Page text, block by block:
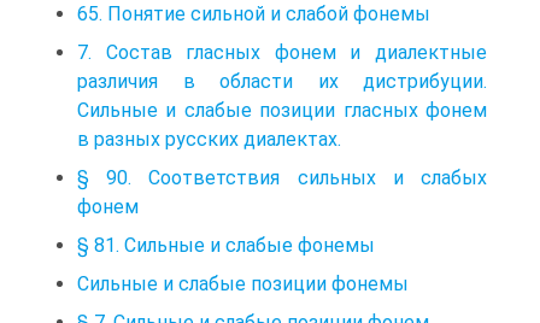
65. Понятие сильной и слабой фонемы
7. Состав гласных фонем и диалектные
различия в области их дистрибуции.
Сильные и слабые позиции гласных фонем
в разных русских диалектах.
§ 90. Соответствия сильных и слабых
фонем
§ 81. Сильные и слабые фонемы
Сильные и слабые позиции фонемы